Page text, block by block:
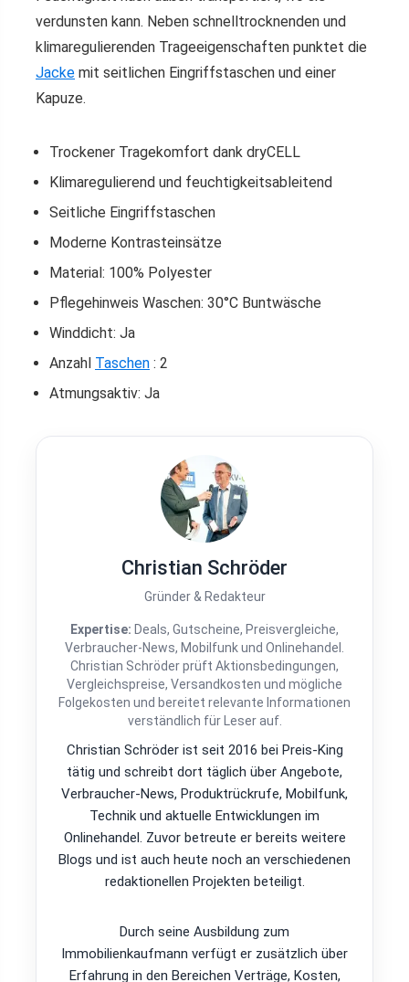
verdunsten kann. Neben schnelltrocknenden und
klimaregulierenden Trageeigenschaften punktet die
Jacke mit seitlichen Eingriffstaschen und einer
Kapuze.
Trockener Tragekomfort dank dryCELL
Klimaregulierend und feuchtigkeitsableitend
Seitliche Eingriffstaschen
Moderne Kontrasteinsätze
Material: 100% Polyester
Pflegehinweis Waschen: 30°C Buntwäsche
Winddicht: Ja
Anzahl Taschen : 2
Atmungsaktiv: Ja
Christian Schröder
Gründer & Redakteur
Expertise: Deals, Gutscheine, Preisvergleiche,
Verbraucher-News, Mobilfunk und Onlinehandel.
Christian Schröder prüft Aktionsbedingungen,
Vergleichspreise, Versandkosten und mögliche
Folgekosten und bereitet relevante Informationen
verständlich für Leser auf.
Christian Schröder ist seit 2016 bei Preis-King
tätig und schreibt dort täglich über Angebote,
Verbraucher-News, Produktrückrufe, Mobilfunk,
Technik und aktuelle Entwicklungen im
Onlinehandel. Zuvor betreute er bereits weitere
Blogs und ist auch heute noch an verschiedenen
redaktionellen Projekten beteiligt.
Durch seine Ausbildung zum
Immobilienkaufmann verfügt er zusätzlich über
Erfahrung in den Bereichen Verträge, Kosten,